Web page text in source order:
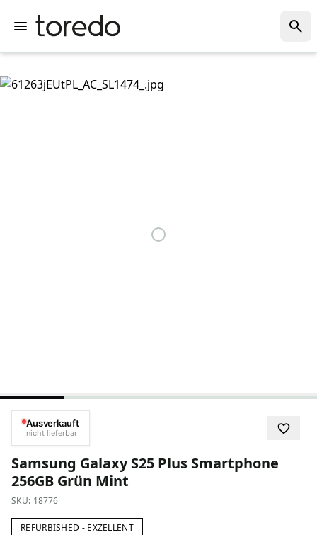
Ausverkauft
nicht lieferbar
Samsung Galaxy S25 Plus Smartphone
256GB Grün Mint
SKU: 18776
REFURBISHED - EXZELLENT